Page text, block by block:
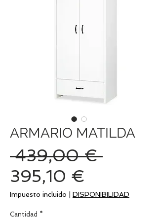
ARMARIO MATILDA
439,00 € Precio
395,10 €
de
Impuesto incluido DISPONIBILIDAD
Cantidad *